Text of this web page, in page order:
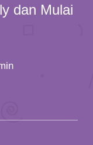
dan Mulai